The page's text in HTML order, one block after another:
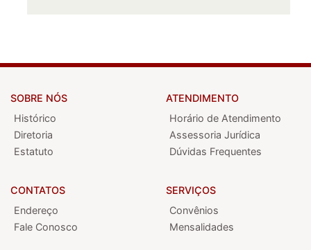
SOBRE NÓS
Histórico
Diretoria
Estatuto
CONTATOS
Endereço
Fale Conosco
ATENDIMENTO
Horário de Atendimento
Assessoria Jurídica
Dúvidas Frequentes
SERVIÇOS
Convênios
Mensalidades